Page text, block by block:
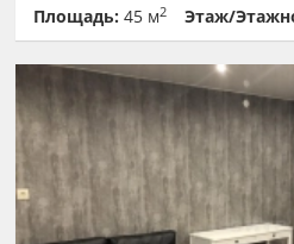
Площадь:45 м2 Этаж/